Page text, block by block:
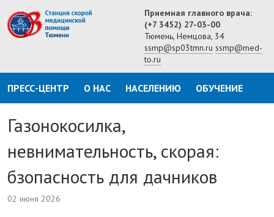
Приемная главного врача:
(+7 3452) 27-03-00
Тюмень, Немцова, 34
ssmp@sp03tmn.ru ssmp@med-
to.ru
ПРЕСС-ЦЕНТР О НАС НАСЕЛЕНИЮ ОБУЧЕНИЕ
Газонокосилка,
невнимательность, скорая:
бзопасность для дачников
02 июня 2026